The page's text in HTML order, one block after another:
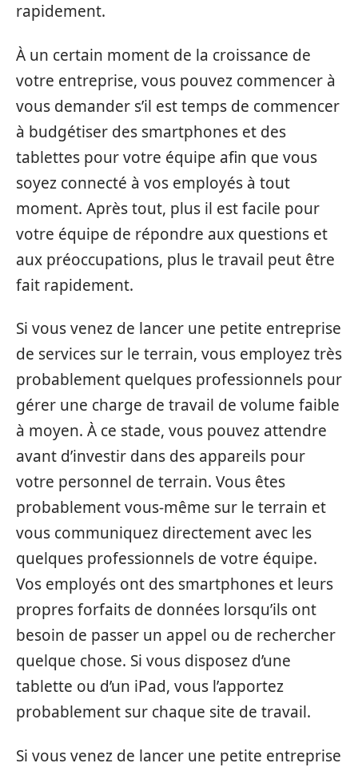
rapidement.
À un certain moment de la croissance de
votre entreprise, vous pouvez commencer à
vous demander s’il est temps de commencer
à budgétiser des smartphones et des
tablettes pour votre équipe afin que vous
soyez connecté à vos employés à tout
moment. Après tout, plus il est facile pour
votre équipe de répondre aux questions et
aux préoccupations, plus le travail peut être
fait rapidement.
Si vous venez de lancer une petite entreprise
de services sur le terrain, vous employez très
probablement quelques professionnels pour
gérer une charge de travail de volume faible
à moyen. À ce stade, vous pouvez attendre
avant d’investir dans des appareils pour
votre personnel de terrain. Vous êtes
probablement vous-même sur le terrain et
vous communiquez directement avec les
quelques professionnels de votre équipe.
Vos employés ont des smartphones et leurs
propres forfaits de données lorsqu’ils ont
besoin de passer un appel ou de rechercher
quelque chose. Si vous disposez d’une
tablette ou d’un iPad, vous l’apportez
probablement sur chaque site de travail.
Si vous venez de lancer une petite entreprise